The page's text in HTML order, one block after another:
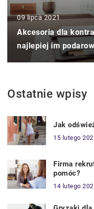
09 lipca 2021
Akcesoria dla
najlepiej im
Ostatnie wpisy
Jak
15 lutego
Firma
pomóc?
14 lutego